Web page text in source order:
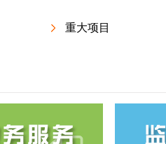
重大项目